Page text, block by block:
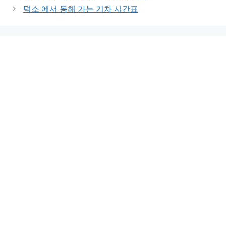
덕소 에서 동해 가는 기차 시간표